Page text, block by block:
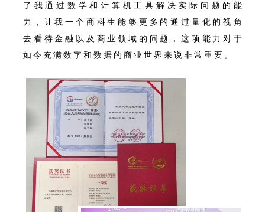
了我通过数学和计算机工具解决实际问题的能
力，让我一个商科生能够更多的通过量化的视角
去看待金融以及商业领域的问题，这项能力对于
如今充满数字和数据的商业世界来说非常重要。